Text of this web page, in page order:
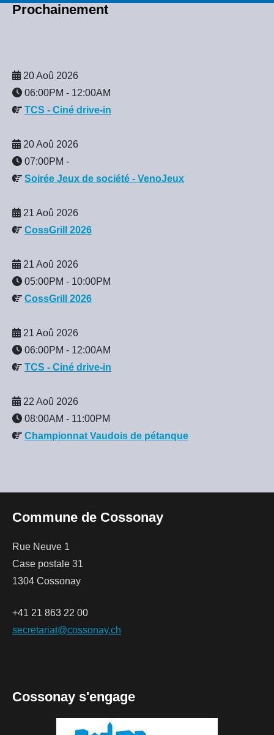
Prochainement
20 Aoû 2026
06:00PM - 12:00AM
TCS - Ciné drive-in
20 Aoû 2026
07:00PM -
Soirée Jeux de société - VenoJeux
21 Aoû 2026
CossGrill 2026
21 Aoû 2026
05:00PM - 10:00PM
CossGrill 2026
21 Aoû 2026
06:00PM - 12:00AM
TCS - Ciné drive-in
22 Aoû 2026
08:00AM - 11:00PM
Championnat Vaudois de pétanque
Commune de Cossonay
Rue Neuve 1
Case postale 31
1304 Cossonay
+41 21 863 22 00
secretariat@cossonay.ch
Cossonay s'engage